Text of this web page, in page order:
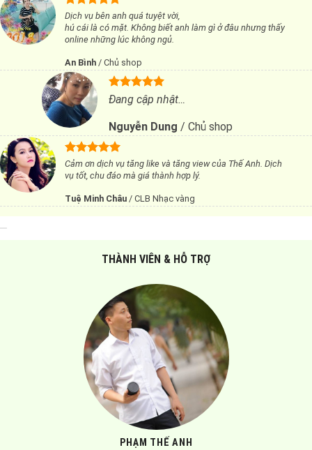
Dịch vụ bên anh quá tuyệt vời,
hú cái là có mặt. Không biết anh làm gì ở đâu nhưng thấy
online những lúc không ngủ.
An Bình / Chủ shop
Đang cập nhật…
Nguyễn Dung / Chủ shop
Cảm ơn dịch vụ tăng like và tăng view của Thế Anh. Dịch
vụ tốt, chu đáo mà giá thành hợp lý.
Tuệ Minh Châu / CLB Nhạc vàng
THÀNH VIÊN & HỖ TRỢ
PHẠM THẾ ANH